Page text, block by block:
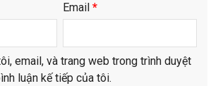
Email *
email, và trang web trong trình duyệt
luận kế tiếp của tôi.